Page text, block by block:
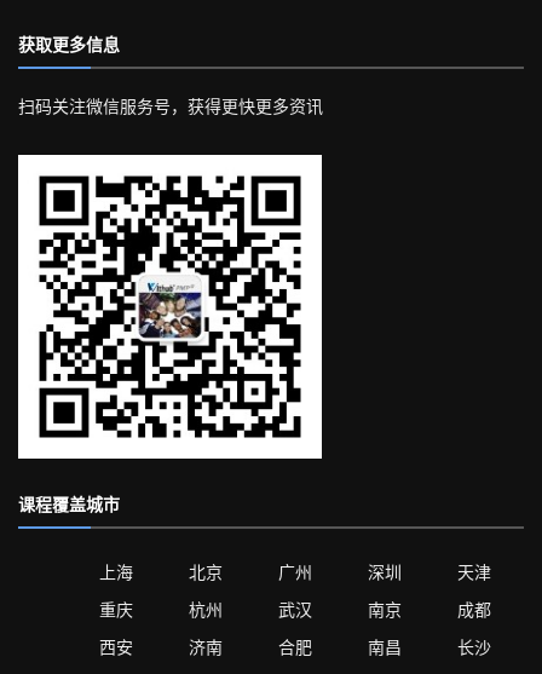
获取更多信息
扫码关注微信服务号，获得更快更多资讯
课程覆盖城市
上海 北京 广州 深圳
天津
重庆
杭州 武汉 南京
成都
西安
济南 合肥 南昌
长沙